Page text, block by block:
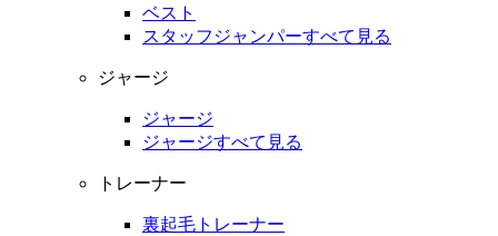
ベスト
スタッフジャンパーすべて見る
ジャージ
ジャージ
ジャージすべて見る
トレーナー
裏起毛トレーナー